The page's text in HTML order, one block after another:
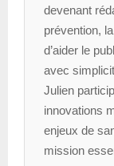
devenant
prévention,
d’aider le
avec
Julien
innovations
enjeux de
mission